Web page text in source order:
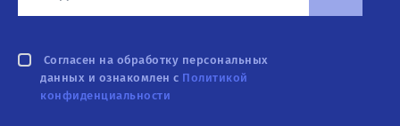
Согласен на обработку персональных
данных и ознакомлен с Политикой
конфиденциальности